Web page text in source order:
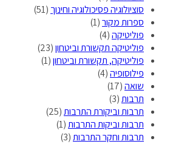
סוציולוגיה פסיכולוגיה וחינוך (51)
ספרות מקור(1)
פוליטיקה(4)
פוליטיקה תקשורת וביטחון(23)
פוליטיקה, תקשורת וביטחון(1)
פילוסופיה(4)
שואה(17)
תרבות(3)
תרבות וביקורת התרבות(25)
תרבות וביקות התרבות(1)
תרבות וחקר התרבות(3)